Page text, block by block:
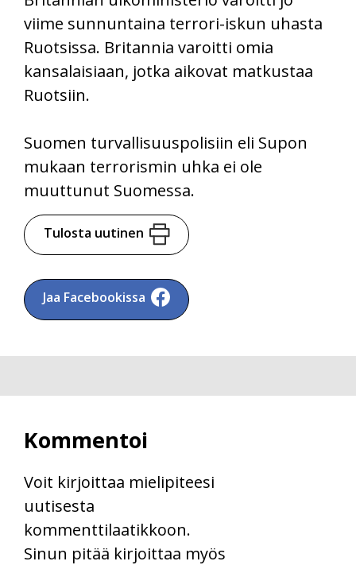
viime sunnuntaina terrori-iskun uhasta
Ruotsissa. Britannia varoitti omia
kansalaisiaan, jotka aikovat matkustaa
Ruotsiin.
Suomen turvallisuuspolisiin eli Supon
mukaan terrorismin uhka ei ole
muuttunut Suomessa.
Tulosta uutinen
Jaa Facebookissa
Kommentoi
Voit kirjoittaa mielipiteesi
uutisesta
kommenttilaatikkoon.
Sinun pitää kirjoittaa myös